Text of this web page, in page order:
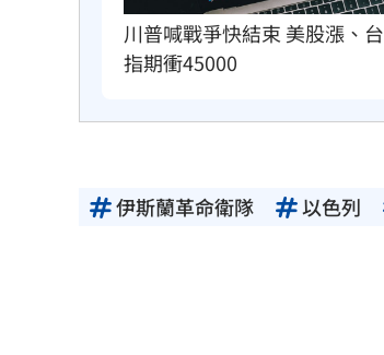
川普喊戰爭快結束 美股漲、台
指期衝45000
伊斯蘭革命衛隊 以色列